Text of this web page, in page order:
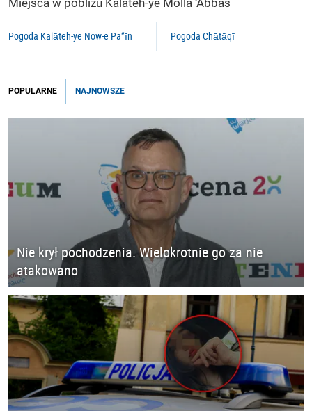
Miejsca w pobliżu Kalāteh-ye Mollā ‘Abbās
Pogoda Kalāteh-ye Now-e Pa‘’īn Pogoda Chātāqī
POPULARNE NAJNOWSZE
Nie krył pochodzenia. Wielokrotnie go za nie
atakowano